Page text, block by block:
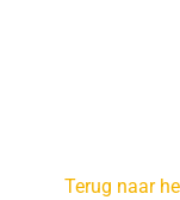
Terug naar